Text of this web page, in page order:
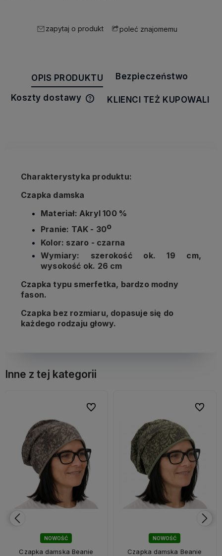
zapytaj o produkt poleć znajomemu
OPIS PRODUKTU Bezpieczeństwo
Koszty dostawy
Cena nie zawiera ewentualnych
KLIENCI TEŻ KUPOWALI
Charakterystyka produktu:
Czapka damska
Materiał: Akryl 100 %
Pranie: TAK - 30o
Kolor: szaro - czarna
Wymiary: szerokość ok. 19 cm,
wysokość ok. 26 cm
Czapka typu smerfetka, bardzo modny
fason.
Czapka bez rozmiaru, dopasuje się do
każdego rodzaju głowy.
Inne z tej kategorii
NOWOŚĆ
Czapka damska Beanie
Do ulubionych
Do ulubionych
NOWOŚĆ
Czapka damska Beanie
Do
Do